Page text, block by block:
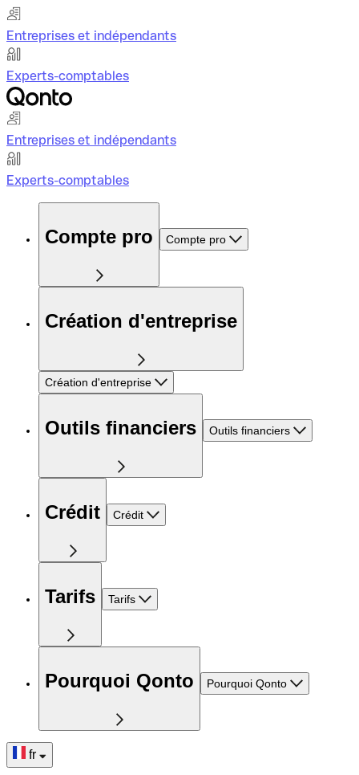
Entreprises et indépendants
Experts-comptables
Entreprises et indépendants
Experts-comptables
Compte pro Compte pro
Création d'entreprise
Création d'entreprise
Outils financiers Outils financiers
Crédit Crédit
Tarifs Tarifs
Pourquoi Qonto Pourquoi Qonto
fr